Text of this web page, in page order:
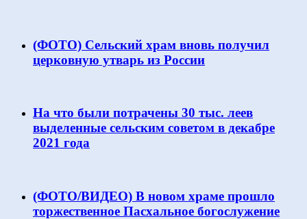
(ФОТО) Сельский храм вновь получил
церковную утварь из России
На что были потрачены 30 тыс. леев
выделенные сельским советом в декабре
2021 года
(ФОТО/ВИДЕО) В новом храме прошло
торжественное Пасхальное богослужение